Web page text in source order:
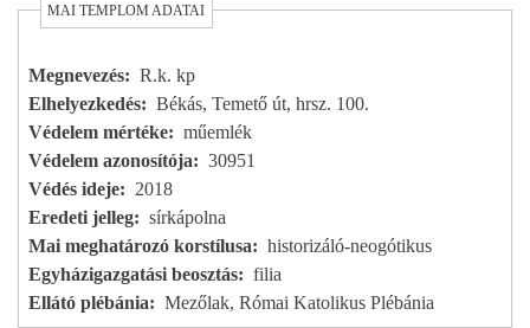
MAI TEMPLOM ADATAI
Megnevezés
R.k. kp
Elhelyezkedés
Békás, Temető út, hrsz. 100.
Védelem mértéke
műemlék
Védelem azonosítója
30951
Védés ideje
2018
Eredeti jelleg
sírkápolna
Mai meghatározó korstílusa
historizáló-neogótikus
Egyházigazgatási beosztás
filia
Ellátó plébánia
Mezőlak, Római Katolikus Plébánia